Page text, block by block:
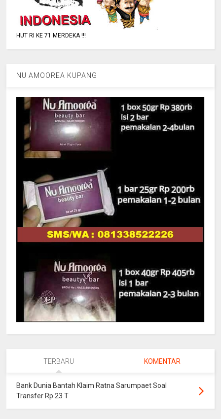
HUT RI KE 71 MERDEKA !!!
NU AMOOREA KUPANG
TERBARU KOMENTAR
Bank Dunia Bantah Klaim Ratna Sarumpaet Soal
Transfer Rp 23 T